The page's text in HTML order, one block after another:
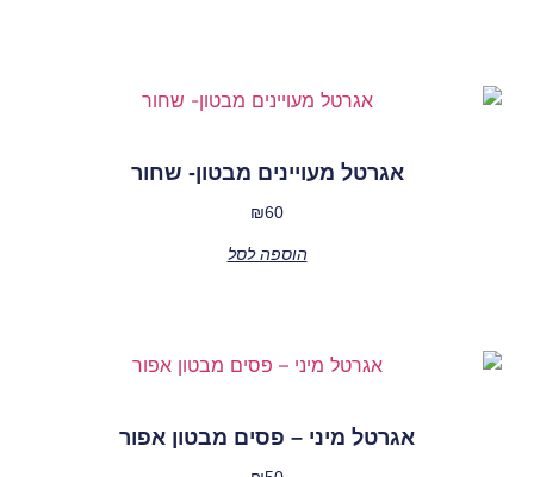
אגרטל מעויינים מבטון- שחור
₪60
הוספה לסל
אגרטל מיני – פסים מבטון אפור